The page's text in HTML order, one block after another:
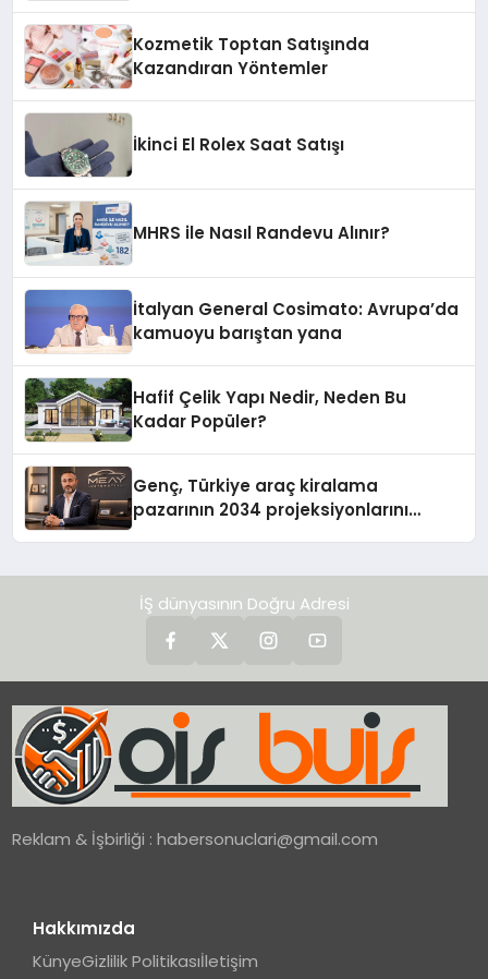
Kozmetik Toptan Satışında
Kazandıran Yöntemler
İkinci El Rolex Saat Satışı
MHRS ile Nasıl Randevu Alınır?
İtalyan General Cosimato: Avrupa’da
kamuoyu barıştan yana
Hafif Çelik Yapı Nedir, Neden Bu
Kadar Popüler?
Genç, Türkiye araç kiralama
pazarının 2034 projeksiyonlarını
İŞ dünyasının Doğru Adresi
Reklam & İşbirliği :habersonuclari@gmail.com
Hakkımızda
KünyeGizlilik Politikasıİletişim